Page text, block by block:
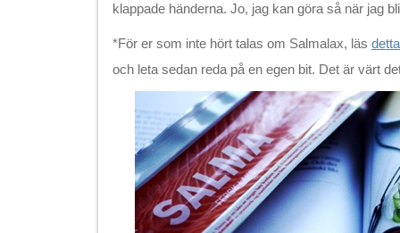
klappade händerna. Jo, jag kan göra så när jag
*För er som inte hört talas om Salmalax, läs detta
och leta sedan reda på en egen bit. Det är värt